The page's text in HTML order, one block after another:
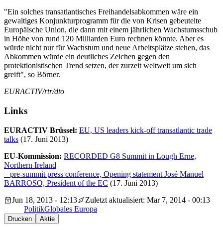
"Ein solches transatlantisches Freihandelsabkommen wäre ein
gewaltiges Konjunkturprogramm für die von Krisen gebeutelte
Europäische Union, die dann mit einem jährlichen Wachstumsschub
in Höhe von rund 120 Milliarden Euro rechnen könnte. Aber es
würde nicht nur für Wachstum und neue Arbeitsplätze stehen, das
Abkommen würde ein deutliches Zeichen gegen den
protektionistischen Trend setzen, der zurzeit weltweit um sich
greift", so Börner.
EURACTIV/rtr/dto
Links
EURACTIV Brüssel: EU, US leaders kick-off transatlantic trade
talks (17. Juni 2013)
EU-Kommission: RECORDED G8 Summit in Lough Erne,
Northern Ireland
– pre-summit press conference, Opening statement José Manuel
BARROSO, President of the EC (17. Juni 2013)
Jun 18, 2013 - 12:13
Zuletzt aktualisiert: Mar 7, 2014 - 00:13
PolitikGlobales Europa
Drucken Aktie